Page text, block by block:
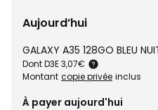
Aujourd’hui
GALAXY A35 128GO BLEU
Dont D3E 3,07€
Montant copie privée inclus
À payer aujourd'hui